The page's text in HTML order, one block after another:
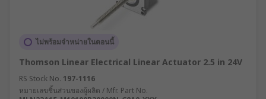
ไม่พร้อมจำหน่ายในตอนนี้
Thomson Linear Electrical Linear Actuator 2.5 in 24V
RS Stock No. 197-1116
หมายเลขชิ้นส่วนของผู้ผลิต / Mfr. Part No.